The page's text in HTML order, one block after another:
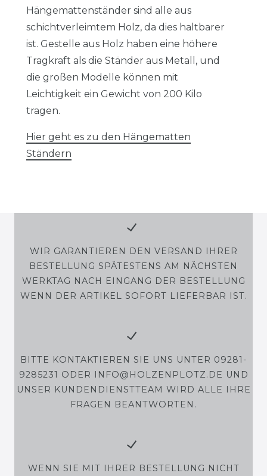
Hängemattenständer sind alle aus
schichtverleimtem Holz, da dies haltbarer
ist. Gestelle aus Holz haben eine höhere
Tragkraft als die Ständer aus Metall, und
die großen Modelle können mit
Leichtigkeit ein Gewicht von 200 Kilo
tragen.
Hier geht es zu den Hängematten
Ständern
WIR GARANTIEREN DEN VERSAND IHRER
BESTELLUNG SPÄTESTENS AM NÄCHSTEN
WERKTAG NACH EINGANG DER BESTELLUNG
WENN DER ARTIKEL SOFORT LIEFERBAR IST.
BITTE KONTAKTIEREN SIE UNS UNTER 09281-
9285231 ODER INFO@HOLZENPLOTZ.DE UND
UNSER KUNDENDIENSTTEAM WIRD ALLE IHRE
FRAGEN BEANTWORTEN.
WENN SIE MIT IHRER BESTELLUNG NICHT